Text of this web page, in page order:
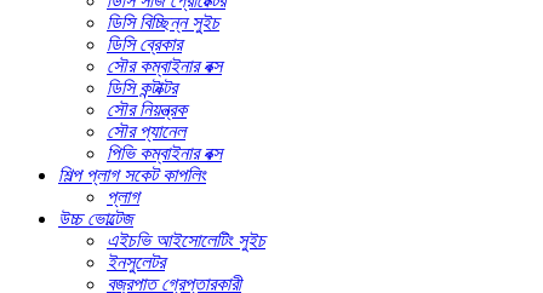
ডিসি বিচ্ছিন্ন সুইচ
ডিসি ব্রেকার
সৌর কম্বাইনার বক্স
ডিসি কন্টাক্টর
সৌর নিয়ন্ত্রক
সৌর প্যানেল
পিভি কম্বাইনার বক্স
শিল্প প্লাগ সকেট কাপলিং
প্লাগ
উচ্চ ভোল্টেজ
এইচভি আইসোলেটিং সুইচ
ইনসুলেটর
বজ্রপাত গ্রেপ্তারকারী